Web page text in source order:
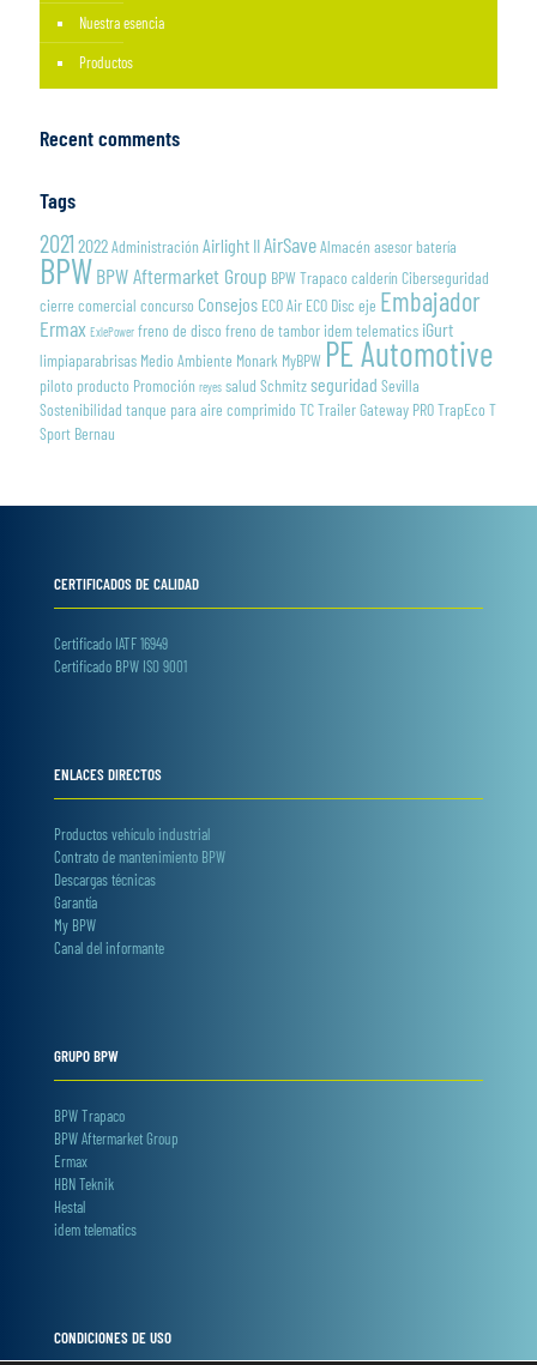
Nuestra esencia
Productos
Recent comments
Tags
2021 2022Administración Airlight IIAirSaveAlmacén asesor batería
BPWBPW Aftermarket Group BPW Trapaco calderín Ciberseguridad
cierre comercial concurso Consejos ECO Air ECO Disc eje Embajador
Ermax ExlePower freno de disco freno de tambor idem telematics iGurt
limpiaparabrisas Medio Ambiente Monark MyBPW PE Automotive
piloto producto Promoción reyes salud Schmitzseguridad Sevilla
Sostenibilidad tanque para aire comprimido TC Trailer Gateway PROTrapEco T
Sport Bernau
CERTIFICADOS DE CALIDAD
Certificado IATF 16949
Certificado BPW ISO 9001
ENLACES DIRECTOS
Productos vehículo industrial
Contrato de mantenimiento BPW
Descargas técnicas
Garantía
My BPW
Canal del informante
GRUPO BPW
BPW Trapaco
BPW Aftermarket Group
Ermax
HBN Teknik
Hestal
idem telematics
CONDICIONES DE USO